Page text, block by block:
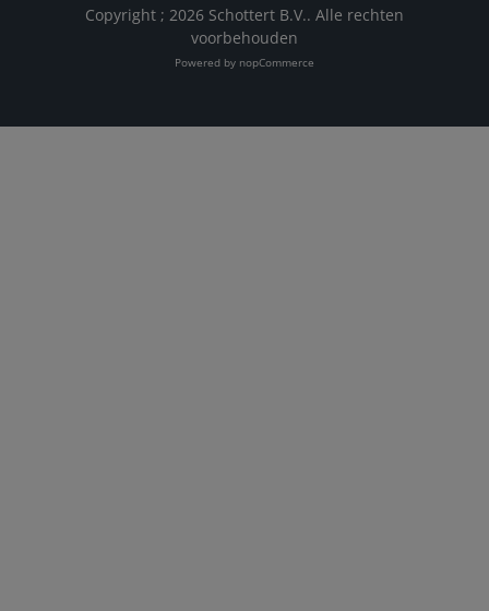
Copyright ; 2026 Schottert B.V.. Alle rechten
voorbehouden
Powered by nopCommerce